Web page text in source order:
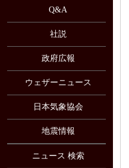
Q&A
社説
政府広報
ウェザーニュース
日本気象協会
地震情報
ニュース 検索